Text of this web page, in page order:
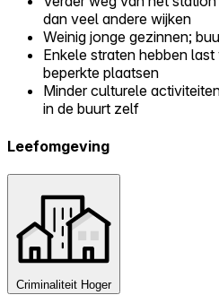
dan veel andere wijken
Weinig jonge gezinnen;
Enkele straten hebben
beperkte plaatsen
Minder culturele
in de buurt zelf
Leefomgeving
Criminaliteit Hoger